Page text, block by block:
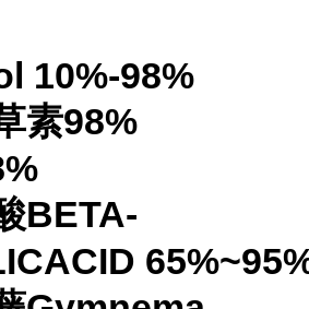
10%-98%
素98%
BETA-
65%